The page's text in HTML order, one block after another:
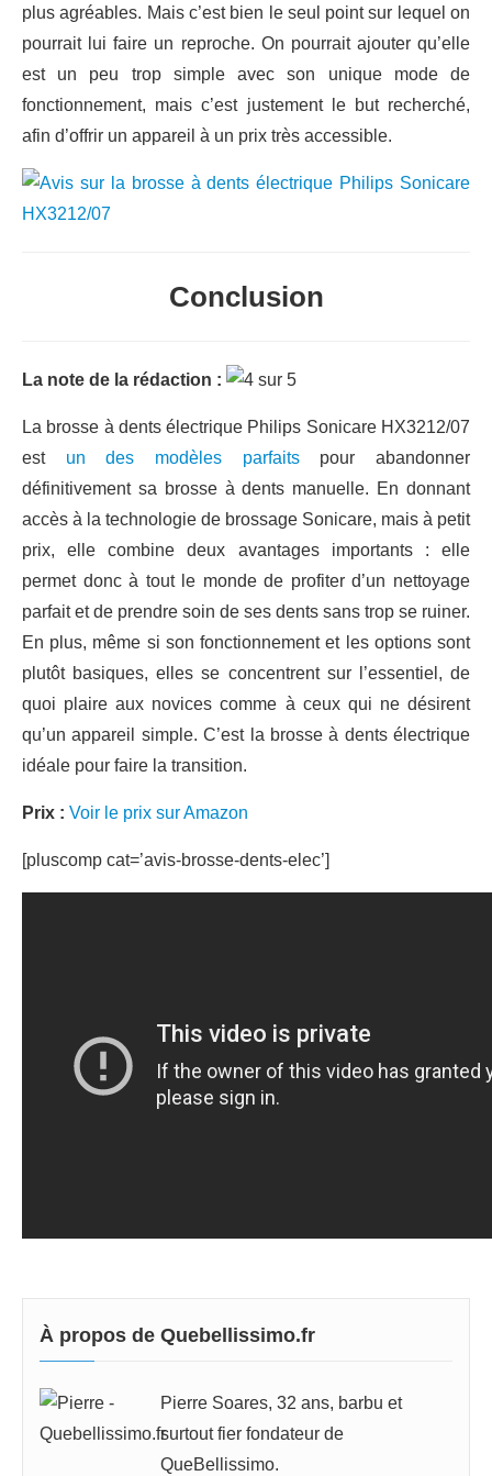
plus agréables. Mais c’est bien le seul point sur lequel on
pourrait lui faire un reproche. On pourrait ajouter qu’elle
est un peu trop simple avec son unique mode de
fonctionnement, mais c’est justement le but recherché,
afin d’offrir un appareil à un prix très accessible.
Conclusion
La note de la rédaction :
La brosse à dents électrique Philips Sonicare HX3212/07
est un des modèles parfaitspour abandonner
définitivement sa brosse à dents manuelle. En donnant
accès à la technologie de brossage Sonicare, mais à petit
prix, elle combine deux avantages importants : elle
permet donc à tout le monde de profiter d’un nettoyage
parfait et de prendre soin de ses dents sans trop se ruiner.
En plus, même si son fonctionnement et les options sont
plutôt basiques, elles se concentrent sur l’essentiel, de
quoi plaire aux novices comme à ceux qui ne désirent
qu’un appareil simple. C’est la brosse à dents électrique
idéale pour faire la transition.
Prix : Voir le prix sur Amazon
[pluscomp cat=’avis-brosse-dents-elec’]
À propos de Quebellissimo.fr
Pierre Soares, 32 ans, barbu et
surtout fier fondateur de
QueBellissimo.